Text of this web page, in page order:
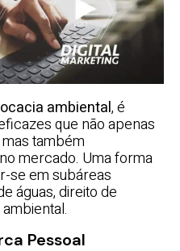
ambiental, é
que não apenas
também
mercado. Uma forma
se em subáreas
águas, direito de
Pessoal